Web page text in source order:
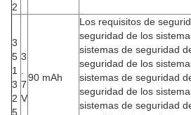
2
3
5
1
3
2
5
3
.
7
V
90 mAh
Los requisitos de
seguridad de los
sistemas de seguridad
seguridad de los
sistemas de seguridad
seguridad de los
sistemas de seguridad